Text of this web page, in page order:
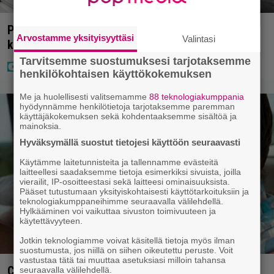
Poliisilla tehovalvonta – tästä kysymys ja näin
kauan kestää
Arvostamme yksityisyyttäsi Valintasi
Tarvitsemme suostumuksesi tarjotaksemme
henkilökohtaisen käyttökokemuksen
Me ja huolellisesti valitsemamme88 teknologiakumppania
hyödynnämme henkilötietoja tarjotaksemme paremman
käyttäjäkokemuksen sekä kohdentaaksemme sisältöä ja
mainoksia.
Hyväksymällä suostut tietojesi käyttöön seuraavasti
Käytämme laitetunnisteita ja tallennamme evästeitä
laitteellesi saadaksemme tietoja esimerkiksi sivuista, joilla
vierailit, IP-osoitteestasi sekä laitteesi ominaisuuksista.
Pääset tutustumaan yksityiskohtaisesti käyttötarkoituksiin ja
teknologiakumppaneihimme seuraavalla välilehdellä.
Hylkääminen voi vaikuttaa sivuston toimivuuteen ja
käytettävyyteen.
Jotkin teknologiamme voivat käsitellä tietoja myös ilman
suostumusta, jos niillä on siihen oikeutettu peruste. Voit
vastustaa tätä tai muuttaa asetuksiasi milloin tahansa
seuraavalla välilehdellä.